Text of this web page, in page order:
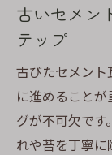
古いセメン
テップ
古びたセメン
に進めること
グが不可欠で
れや苔を丁寧